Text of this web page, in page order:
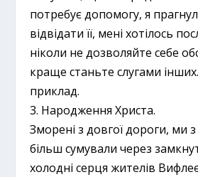
потребує допомогу, я
відвідати її, мені хотілось
ніколи не дозволяйте себе
краще станьте слугами
приклад.
3. Народження Христа.
Зморені з довгої дороги, ми
більш сумували через
холодні серця жителів